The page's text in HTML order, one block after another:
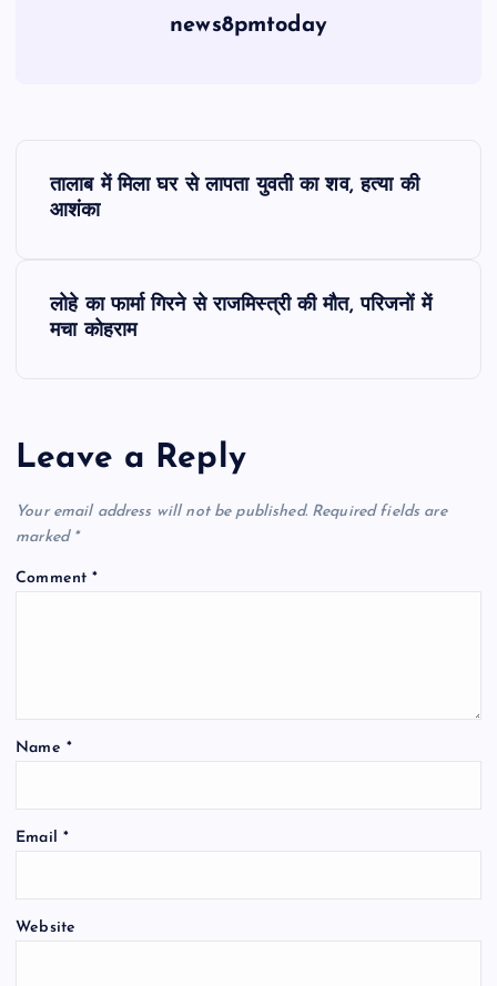
news8pmtoday
a
v
i
i
o
तालाब में मिला घर से लापता युवती का शव, हत्या की
आशंका
लोहे का फार्मा गिरने से राजमिस्त्री की मौत, परिजनों में
मचा कोहराम
Leave a Reply
Your email address will not be published. Required fields are
marked *
Comment*
Name *
Email *
Website